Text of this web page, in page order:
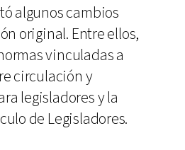
algunos cambios
original. Entre ellos,
vinculadas a
circulación y
legisladores y la
de Legisladores.